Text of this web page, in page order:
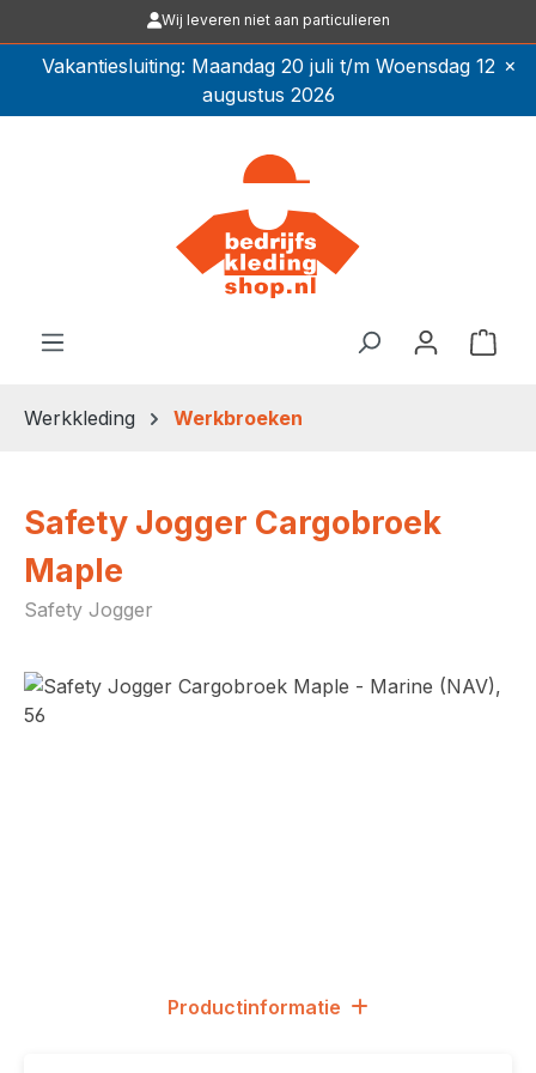
Ga naar de hoofdinhoudWij leveren niet aan particulieren
Vakantiesluiting: Maandag 20 juli t/m Woensdag 12
augustus 2026
×
Werkkleding Werkbroeken
Safety Jogger Cargobroek
Maple
Safety Jogger
Afbeeldingengalerij overslaan
Productinformatie